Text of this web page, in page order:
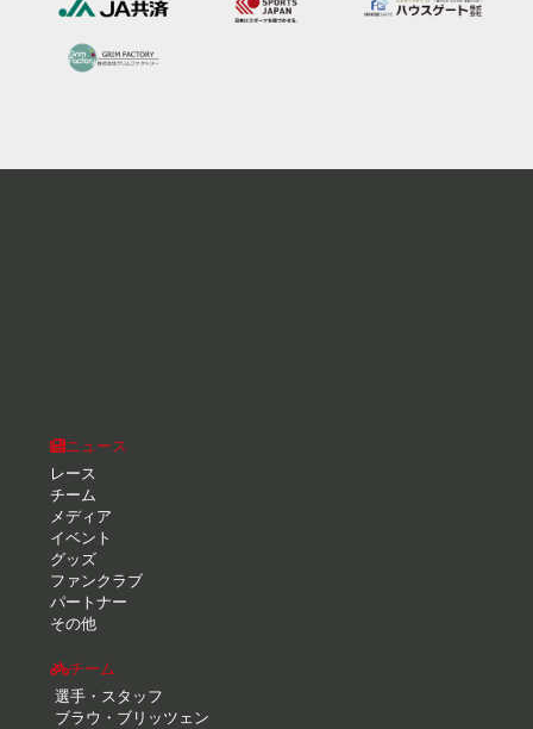
ニュース
レース
チーム
メディア
イベント
グッズ
ファンクラブ
パートナー
その他
チーム
選手・スタッフ
ブラウ・ブリッツェン